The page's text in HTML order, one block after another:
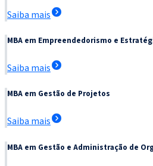
Saiba mais
MBA em Empreendedorismo e
Saiba mais
MBA em Gestão de Projetos
Saiba mais
MBA em Gestão e Administração de